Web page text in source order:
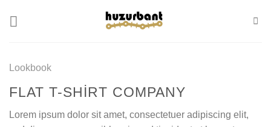
Lookbook
FLAT T-SHIRT COMPANY
Lorem ipsum dolor sit amet, consectetuer adipiscing elit,